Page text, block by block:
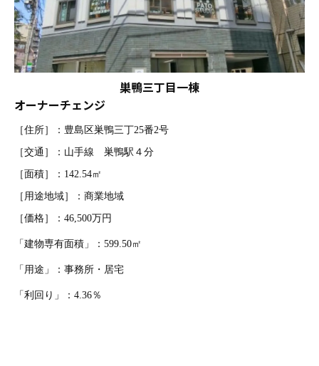
巣鴨三丁目一棟
オーナーチェンジ
［住所］：豊島区巣鴨三丁25番2号
［交通］：山手線 巣鴨駅４分
［面積］：142.54㎡
［用途地域］：商業地域
［価格］：46,500万円
「建物専有面積」：599.50㎡
「用途」：事務所・居宅
「利回り」：4.36％